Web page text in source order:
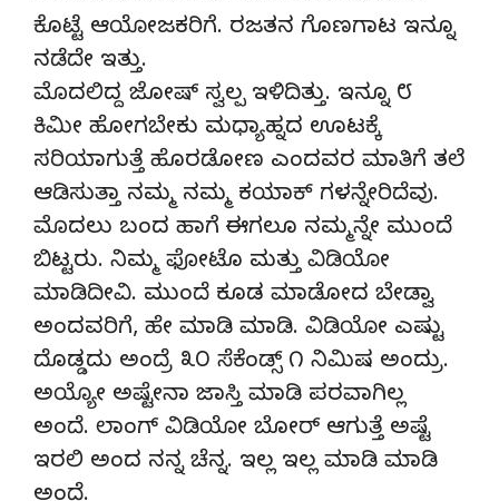
ಕೊಟ್ಟೆ ಆಯೋಜಕರಿಗೆ. ರಜತನ ಗೊಣಗಾಟ ಇನ್ನೂ
ನಡೆದೇ ಇತ್ತು.
ಮೊದಲಿದ್ದ ಜೋಷ್ ಸ್ವಲ್ಪ ಇಳಿದಿತ್ತು. ಇನ್ನೂ ೮
ಕಿಮೀ ಹೋಗಬೇಕು ಮಧ್ಯಾಹ್ನದ ಊಟಕ್ಕೆ
ಸರಿಯಾಗುತ್ತೆ ಹೊರಡೋಣ ಎಂದವರ ಮಾತಿಗೆ ತಲೆ
ಆಡಿಸುತ್ತಾ ನಮ್ಮ ನಮ್ಮ ಕಯಾಕ್ ಗಳನ್ನೇರಿದೆವು.
ಮೊದಲು ಬಂದ ಹಾಗೆ ಈಗಲೂ ನಮ್ಮನ್ನೇ ಮುಂದೆ
ಬಿಟ್ಟರು. ನಿಮ್ಮ ಫೋಟೊ ಮತ್ತು ವಿಡಿಯೋ
ಮಾಡಿದೀವಿ. ಮುಂದೆ ಕೂಡ ಮಾಡೋದ ಬೇಡ್ವಾ
ಅಂದವರಿಗೆ, ಹೇ ಮಾಡಿ ಮಾಡಿ. ವಿಡಿಯೋ ಎಷ್ಟು
ದೊಡ್ಡದು ಅಂದ್ರೆ ೩೦ ಸೆಕೆಂಡ್ಸ್ ೧ ನಿಮಿಷ ಅಂದ್ರು.
ಅಯ್ಯೋ ಅಷ್ಟೇನಾ ಜಾಸ್ತಿ ಮಾಡಿ ಪರವಾಗಿಲ್ಲ
ಅಂದೆ. ಲಾಂಗ್ ವಿಡಿಯೋ ಬೋರ್ ಆಗುತ್ತೆ ಅಷ್ಟೆ
ಇರಲಿ ಅಂದ ನನ್ನ ಚೆನ್ನ. ಇಲ್ಲ ಇಲ್ಲ ಮಾಡಿ ಮಾಡಿ